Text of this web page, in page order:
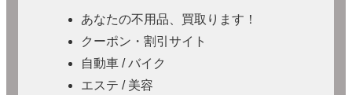
あなたの不用品、買取ります！
クーポン・割引サイト
自動車 / バイク
エステ / 美容